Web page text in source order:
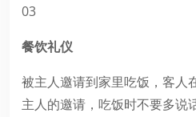
03
餐饮礼仪
被主人邀请到家里吃饭，客人
主人的邀请，吃饭时不要多说